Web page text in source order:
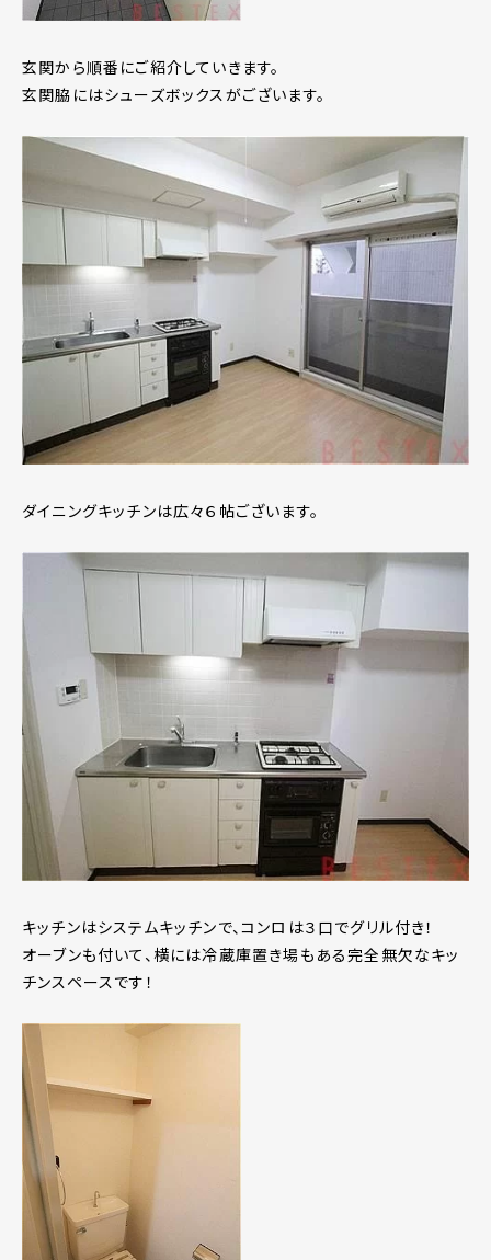
玄関から順番にご紹介していきます。
玄関脇にはシューズボックスがございます。
ダイニングキッチンは広々６帖ございます。
キッチンはシステムキッチンで、コンロは３口でグリル付き！
オーブンも付いて、横には冷蔵庫置き場もある完全無欠なキッ
チンスペースです！